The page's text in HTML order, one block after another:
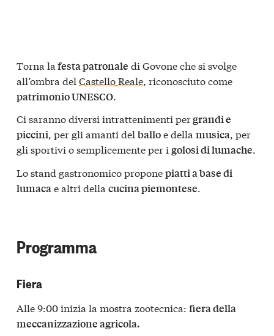
Torna la festa patronale di Govone che si svolge
all’ombra del Castello Reale, riconosciuto come
patrimonio UNESCO.
Ci saranno diversi intrattenimenti pergrandi e
piccini, per gli amanti del balloe della musica, per
gli sportivi o semplicemente per i golosi di lumache.
Lo stand gastronomico proponepiatti a base di
lumacae altri della cucina piemontese.
Programma
Fiera
Alle 9:00 inizia la mostra zootecnica: fiera della
meccanizzazione agricola.